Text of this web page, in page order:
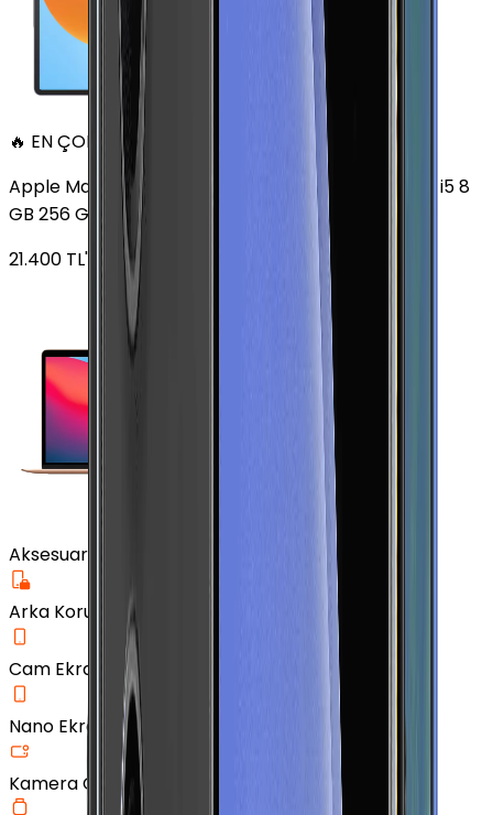
🔥 EN ÇOK SATAN
Apple MacBook Air 13" (13-inch, 2020) 1.1 GHz Core i5 8
GB 256 GB Altın
21.400 TL'den başlayan fiyatlar
Aksesuar
Arka Koruma Kılıf
Cam Ekran Koruyucu
Nano Ekran Koruyucu
Kamera Cam Koruyucu